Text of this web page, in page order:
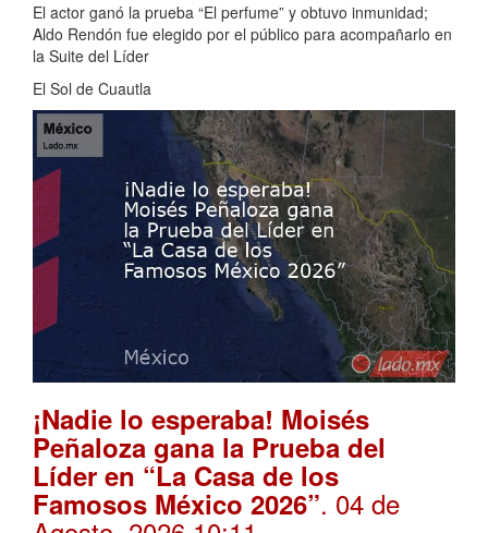
El actor ganó la prueba “El perfume” y obtuvo inmunidad;
Aldo Rendón fue elegido por el público para acompañarlo en
la Suite del Líder
El Sol de Cuautla
¡Nadie lo esperaba! Moisés
Peñaloza gana la Prueba del
Líder en “La Casa de los
Famosos México 2026”. 04 de